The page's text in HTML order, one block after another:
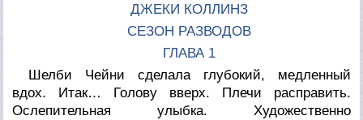
ДЖЕКИ КОЛЛИНЗ
СЕЗОН РАЗВОДОВ
ГЛАВА 1
Шелби Чейни сделала глубокий, медленный
вдох. Итак… Голову вверх. Плечи расправить.
Ослепительная улыбка. Художественно